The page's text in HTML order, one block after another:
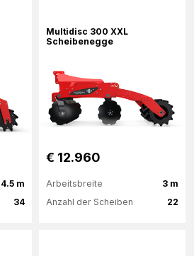
4.5 m
34
Multidisc 300 XXL
Scheibenegge
€ 12.960
3 m
Arbeitsbreite
22
Anzahl der Scheiben